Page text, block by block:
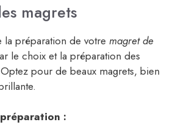
magrets
la préparation de votre magret de
le choix et la préparation des
pour de beaux magrets, bien
: